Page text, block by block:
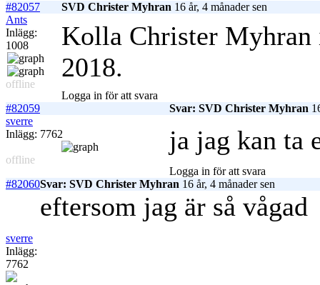
#82057
SVD Christer Myhran 16 år, 4 månader sen
Ants
Inlägg:
1008
offline
Kolla Christer
2018.
Logga in för att svara
#82059
Svar: SVD Christer Myhran
sverre
Inlägg: 7762
offline
ja jag kan ta
Logga in för att svara
#82060Svar: SVD Christer Myhran 16 år, 4 månader sen
sverre
Inlägg:
7762
eftersom jag är så vågad